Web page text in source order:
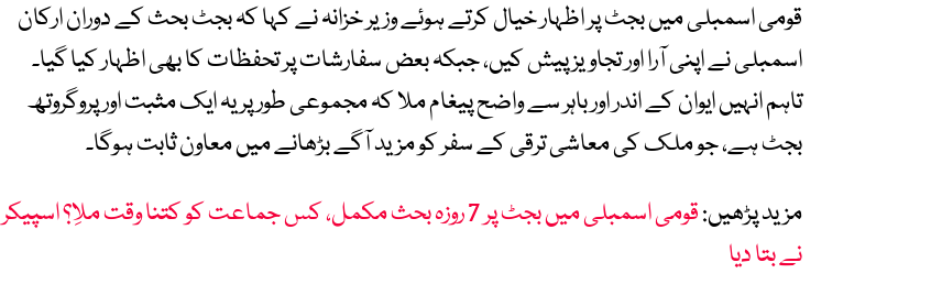
قومی اسمبلی میں بجٹ پر اظہار خیال کرتے ہوئے وزیر خزانہ نے کہا کہ بجٹ بحث کے دوران ارکان
اسمبلی نے اپنی آرا اور تجاویز پیش کیں، جبکہ بعض سفارشات پر تحفظات کا بھی اظہار کیا گیا۔
تاہم انہیں ایوان کے اندر اور باہر سے واضح پیغام ملا کہ مجموعی طور پر یہ ایک مثبت اور پروگروتھ
بجٹ ہے، جو ملک کی معاشی ترقی کے سفر کو مزید آگے بڑھانے میں معاون ثابت ہوگا۔
مزید پڑھیں:
قومی اسمبلی میں بجٹ پر 7 روزہ بحث مکمل، کس جماعت کو کتنا وقت ملاِ؟ اسپیکر
نے بتا دیا